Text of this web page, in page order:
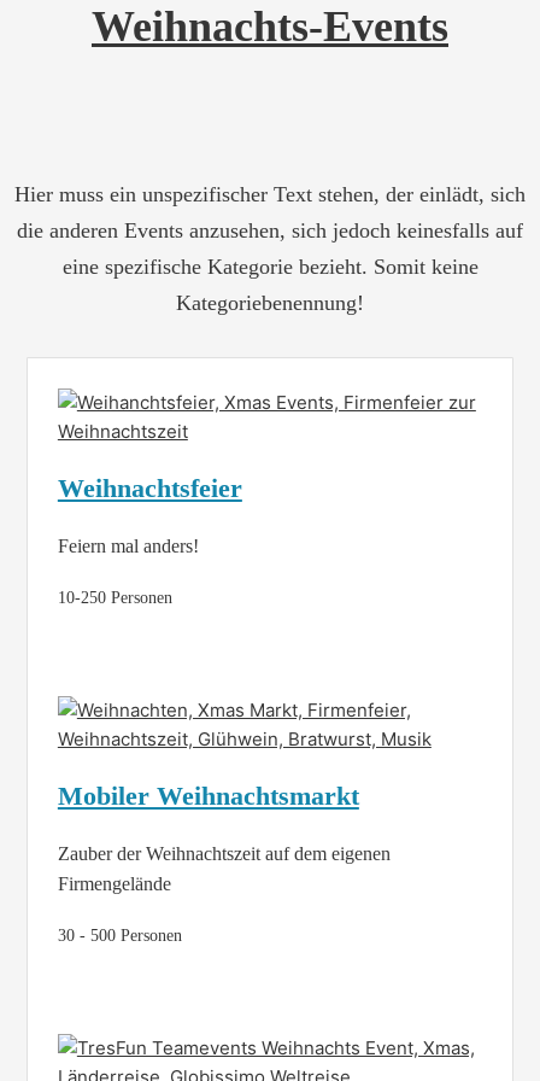
Weihnachts-Events
Hier muss ein unspezifischer Text stehen, der einlädt, sich
die anderen Events anzusehen, sich jedoch keinesfalls auf
eine spezifische Kategorie bezieht. Somit keine
Kategoriebenennung!
Weihnachtsfeier
Feiern mal anders!
10-250 Personen
Mobiler Weihnachtsmarkt
Zauber der Weihnachtszeit auf dem eigenen
Firmengelände
30 - 500 Personen